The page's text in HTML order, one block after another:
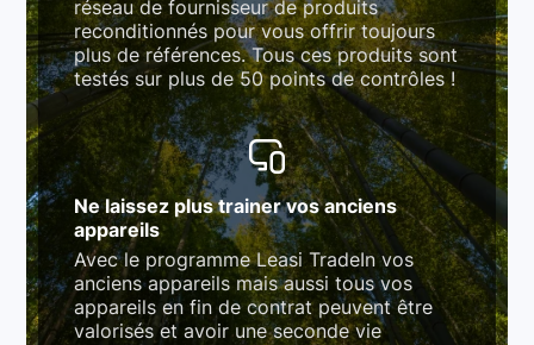
réseau de fournisseur de produits
reconditionnés pour vous offrir toujours
plus de références. Tous ces produits sont
testés sur plus de 50 points de contrôles !
Ne laissez plus trainer vos anciens
appareils
Avec le programme Leasi TradeIn vos
anciens appareils mais aussi tous vos
appareils en fin de contrat peuvent être
valorisés et avoir une seconde vie